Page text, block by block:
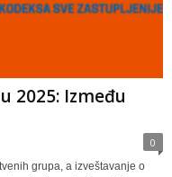
2025: Između
0
grupa, a izveštavanje o